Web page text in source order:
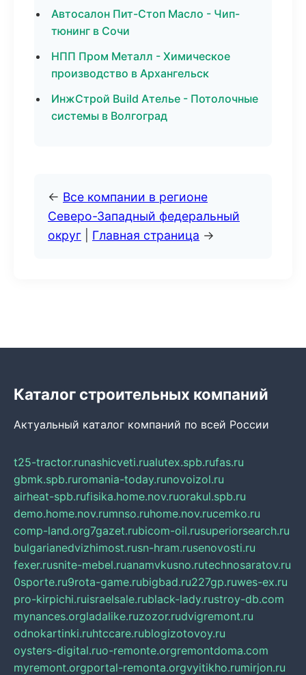
Автосалон Пит-Стоп Масло - Чип-
тюнинг в Сочи
НПП Пром Металл - Химическое
производство в Архангельск
ИнжСтрой Build Ателье - Потолочные
системы в Волгоград
← Все компании в регионе
Северо-Западный федеральный
округ
Главная страница →
Каталог строительных компаний
Актуальный каталог компаний по всей России
t25-tractor.runashicveti.rualutex.spb.rufas.ru
gbmk.spb.ruromania-today.runovoizol.ru
airheat-spb.rufisika.home.nov.ruorakul.spb.ru
demo.home.nov.rumnso.ruhome.nov.rucemko.ru
comp-land.org7gazet.rubicom-oil.rusuperiorsearch.ru
bulgarianedvizhimost.rusn-hram.rusenovosti.ru
fexer.rusnite-mebel.ruanamvkusno.rutechnosaratov.ru
0sporte.ru9rota-game.rubigbad.ru227gp.ruwes-ex.ru
pro-kirpichi.ruisraelsale.rublack-lady.rustroy-db.com
mynances.orgladalike.ruzozor.rudvigremont.ru
odnokartinki.ruhtccare.rublogizotovoy.ru
oysters-digital.ruo-remonte.orgremontdoma.com
myremont.orgportal-remonta.orgvyitikho.rumirjon.ru